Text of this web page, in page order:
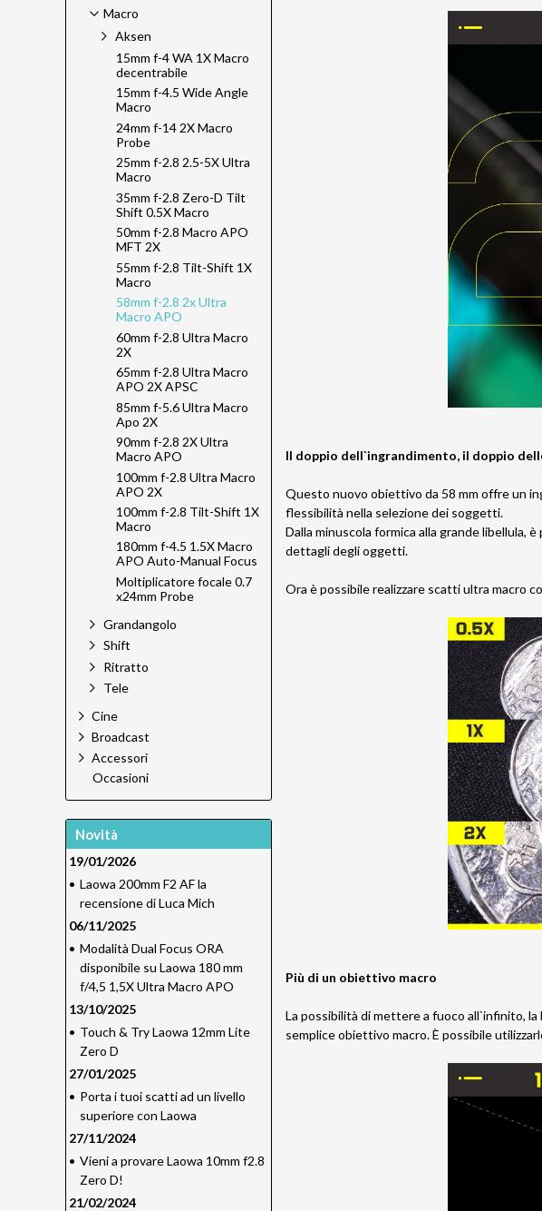
Il doppio dell`ingrandimento, il doppio
Questo nuovo obiettivo da 58 mm offre un
flessibilità nella selezione dei soggetti.
Dalla minuscola formica alla grande
dettagli degli oggetti.
Ora è possibile realizzare scatti ultra macro
Più di un obiettivo macro
La possibilità di mettere a fuoco all`infinito,
semplice obiettivo macro. È possibile
Macro
Aksen
15mm f-4 WA 1X Macro
decentrabile
15mm f-4.5 Wide Angle
Macro
24mm f-14 2X Macro
Probe
25mm f-2.8 2.5-5X Ultra
Macro
35mm f-2.8 Zero-D Tilt
Shift 0.5X Macro
50mm f-2.8 Macro APO
MFT 2X
55mm f-2.8 Tilt-Shift 1X
Macro
58mm f-2.8 2x Ultra
Macro APO
60mm f-2.8 Ultra Macro
2X
65mm f-2.8 Ultra Macro
APO 2X APSC
85mm f-5.6 Ultra Macro
Apo 2X
90mm f-2.8 2X Ultra
Macro APO
100mm f-2.8 Ultra Macro
APO 2X
100mm f-2.8 Tilt-Shift 1X
Macro
180mm f-4.5 1.5X Macro
APO Auto-Manual Focus
Moltiplicatore focale 0.7
x24mm Probe
Grandangolo
Shift
Ritratto
Tele
Cine
Broadcast
Accessori
Occasioni
Novità
19/01/2026
• Laowa 200mm F2 AF la
recensione di Luca Mich
06/11/2025
• Modalità Dual Focus ORA
disponibile su Laowa 180 mm
f/4,5 1,5X Ultra Macro APO
13/10/2025
• Touch & Try Laowa 12mm Lite
Zero D
27/01/2025
• Porta i tuoi scatti ad un livello
superiore con Laowa
27/11/2024
• Vieni a provare Laowa 10mm f2.8
Zero D!
21/02/2024